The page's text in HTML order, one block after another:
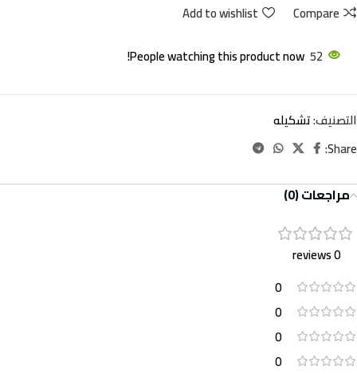
Compare
Add to wishlist
52
People watching this product now!
التصنيف:تشكيله
Share:
مراجعات (0)
0 reviews
0
0
0
0